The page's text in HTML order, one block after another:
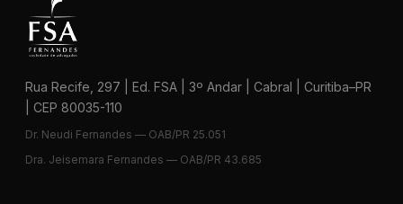
Rua Recife, 297 | Ed. FSA | 3º Andar | Cabral | Curitiba–PR
| CEP 80035-110
Dr. Neudi Fernandes — OAB/PR 25.051
Dra. Jeisemara Fernandes — OAB/PR 43.685